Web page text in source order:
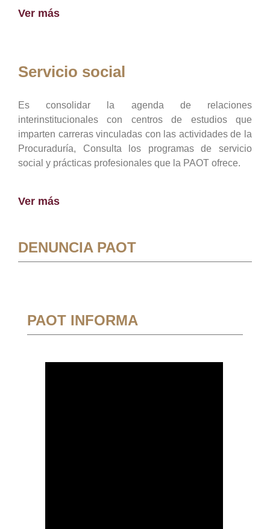
Ver más
Servicio social
Es consolidar la agenda de relaciones
interinstitucionales con centros de estudios que
imparten carreras vinculadas con las actividades de la
Procuraduría, Consulta los programas de servicio
social y prácticas profesionales que la PAOT ofrece.
Ver más
DENUNCIA PAOT
PAOT INFORMA